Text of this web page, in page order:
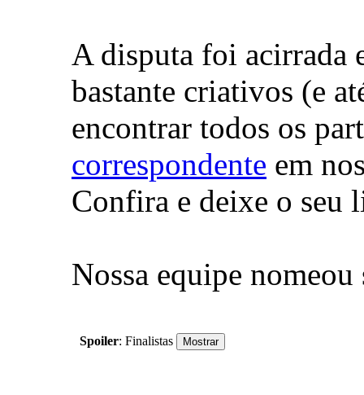
A disputa foi acirrada
bastante criativos (e
encontrar todos os
correspondente em
Confira e deixe o seu
Nossa equipe
Spoiler: Finalistas